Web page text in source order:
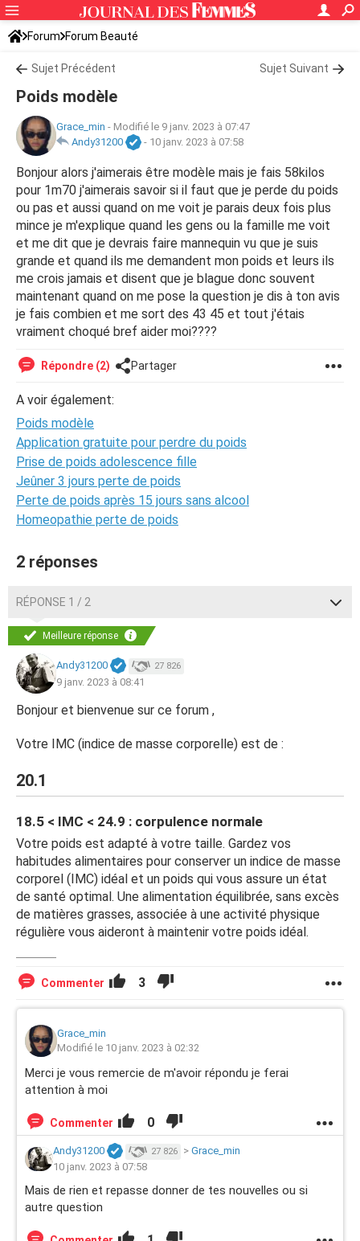
Forum Forum Beauté
Sujet Précédent Sujet Suivant
Poids modèle
Grace_min - Modifié le 9 janv. 2023 à 07:47
Andy31200
- 10 janv. 2023 à 07:58
Bonjour alors j'aimerais être modèle mais je fais 58kilos
pour 1m70 j'aimerais savoir si il faut que je perde du poids
ou pas et aussi quand on me voit je parais deux fois plus
mince je m'explique quand les gens ou la famille me voit
et me dit que je devrais faire mannequin vu que je suis
grande et quand ils me demandent mon poids et leurs ils
me crois jamais et disent que je blague donc souvent
maintenant quand on me pose la question je dis à ton avis
je fais combien et me sort des 43 45 et tout j'étais
vraiment choqué bref aider moi????
Répondre (2) Partager
A voir également:
Poids modèle
Application gratuite pour perdre du poids
Prise de poids adolescence fille
Jeûner 3 jours perte de poids
Perte de poids après 15 jours sans alcool
Homeopathie perte de poids
2 réponses
RÉPONSE 1 / 2
Meilleure réponse
Andy31200 27 826
9 janv. 2023 à 08:41
Bonjour et bienvenue sur ce forum ,
Votre IMC (indice de masse corporelle) est de :
20.1
18.5 < IMC < 24.9 : corpulence normale
Votre poids est adapté à votre taille. Gardez vos
habitudes alimentaires pour conserver un indice de masse
corporel (IMC) idéal et un poids qui vous assure un état
de santé optimal. Une alimentation équilibrée, sans excès
de matières grasses, associée à une activité physique
régulière vous aideront à maintenir votre poids idéal.
Commenter 3
Grace_min
Modifié le 10 janv. 2023 à 02:32
Merci je vous remercie de m'avoir répondu je ferai
attention à moi
Commenter 0
Andy31200 27 826 > Grace_min
10 janv. 2023 à 07:58
Mais de rien et repasse donner de tes nouvelles ou si
autre question